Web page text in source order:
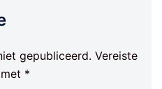
gepubliceerd. Vereiste
*